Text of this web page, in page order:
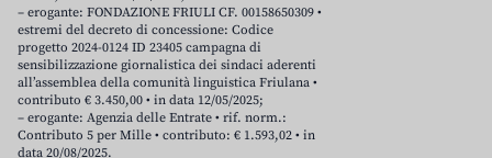
– erogante: FONDAZIONE FRIULI CF. 00158650309 •
estremi del decreto di concessione: Codice
progetto 2024-0124 ID 23405 campagna di
sensibilizzazione giornalistica dei sindaci aderenti
all’assemblea della comunità linguistica Friulana •
contributo € 3.450,00 • in data 12/05/2025;
– erogante: Agenzia delle Entrate • rif. norm.:
Contributo 5 per Mille • contributo: € 1.593,02 • in
data 20/08/2025.